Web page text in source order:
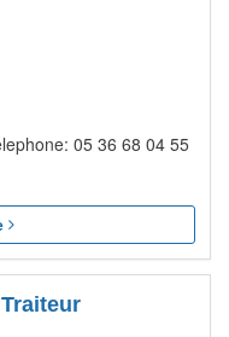
05 36 68 04 55